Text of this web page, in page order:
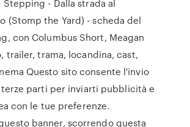
Stepping - Dalla strada al
(Stomp the Yard) - scheda del
con Columbus Short, Meagan
trailer, trama, locandina, cast,
Questo sito consente l'invio
parti per inviarti pubblicità e
con le tue preferenze.
banner, scorrendo questa